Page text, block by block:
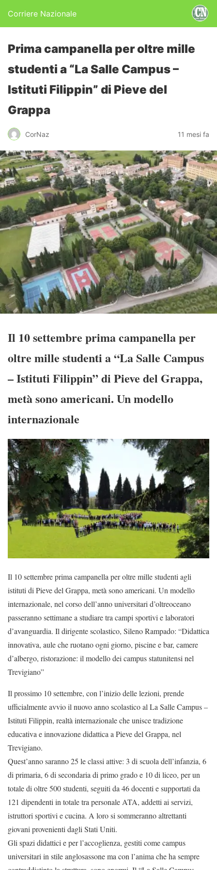
Corriere Nazionale
Prima campanella per oltre mille
studenti a “La Salle Campus –
Istituti Filippin” di Pieve del
Grappa
CorNaz 11 mesi fa
Il 10 settembre prima campanella per
oltre mille studenti a “La Salle Campus
– Istituti Filippin” di Pieve del Grappa,
metà sono americani. Un modello
internazionale
Il 10 settembre prima campanella per oltre mille studenti agli
istituti di Pieve del Grappa, metà sono americani. Un modello
internazionale, nel corso dell’anno universitari d’oltreoceano
passeranno settimane a studiare tra campi sportivi e laboratori
d’avanguardia. Il dirigente scolastico, Sileno Rampado: “Didattica
innovativa, aule che ruotano ogni giorno, piscine e bar, camere
d’albergo, ristorazione: il modello dei campus statunitensi nel
Trevigiano”
Il prossimo 10 settembre, con l’inizio delle lezioni, prende
ufficialmente avvio il nuovo anno scolastico al La Salle Campus –
Istituti Filippin, realtà internazionale che unisce tradizione
educativa e innovazione didattica a Pieve del Grappa, nel
Trevigiano.
Quest’anno saranno 25 le classi attive: 3 di scuola dell’infanzia, 6
di primaria, 6 di secondaria di primo grado e 10 di liceo, per un
totale di oltre 500 studenti, seguiti da 46 docenti e supportati da
121 dipendenti in totale tra personale ATA, addetti ai servizi,
istruttori sportivi e cucina. A loro si sommeranno altrettanti
giovani provenienti dagli Stati Uniti.
Gli spazi didattici e per l’accoglienza, gestiti come campus
universitari in stile anglosassone ma con l’anima che ha sempre